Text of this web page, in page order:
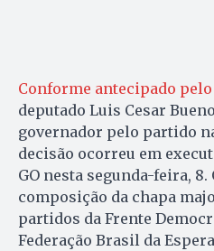
Conforme antecipado
deputado Luis Cesar
governador pelo partido
decisão ocorreu em
GO nesta segunda-feira,
composição da chapa
partidos da Frente
Federação Brasil da